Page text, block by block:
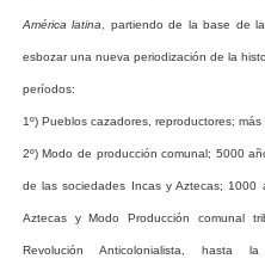
América latina , partiendo de la base de
esbozar una nueva periodización de la
períodos:
1º) Pueblos cazadores, reproductores;
2º) Modo de producción comunal; 5000
de las sociedades Incas y Aztecas; 1000
Aztecas y Modo Producción comunal
Revolución Anticolonialista, hasta